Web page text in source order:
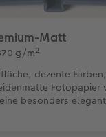
Matt
g/m²
dezente
Fotopapier
besonders